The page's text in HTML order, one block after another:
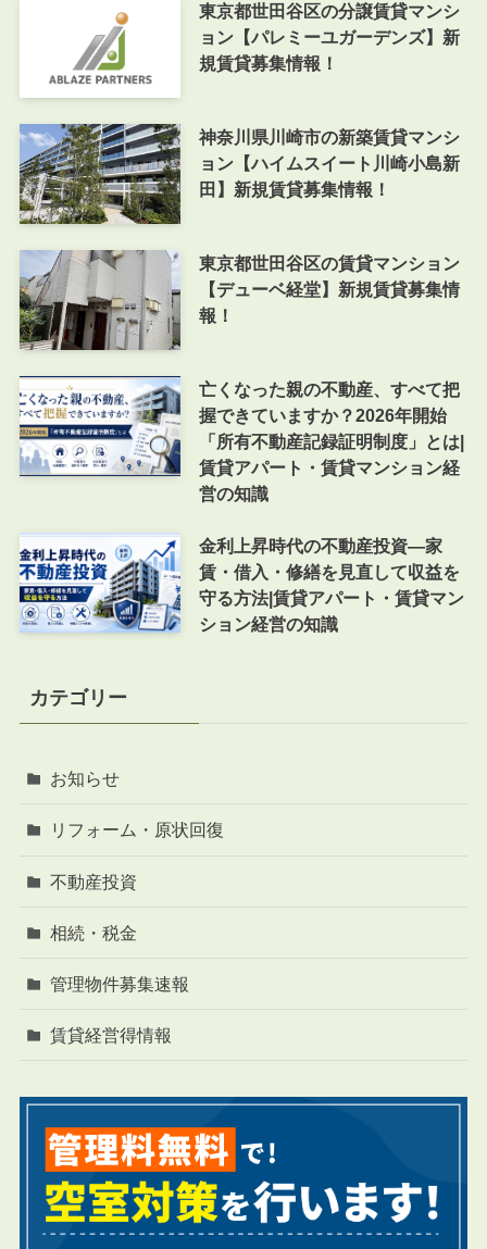
東京都世田谷区の分譲賃貸マンシ
ョン【パレミーユガーデンズ】新
規賃貸募集情報！
神奈川県川崎市の新築賃貸マンシ
ョン【ハイムスイート川崎小島新
田】新規賃貸募集情報！
東京都世田谷区の賃貸マンション
【デューベ経堂】新規賃貸募集情
報！
亡くなった親の不動産、すべて把
握できていますか？2026年開始
「所有不動産記録証明制度」とは|
賃貸アパート・賃貸マンション経
営の知識
金利上昇時代の不動産投資―家
賃・借入・修繕を見直して収益を
守る方法|賃貸アパート・賃貸マン
ション経営の知識
カテゴリー
お知らせ
リフォーム・原状回復
不動産投資
相続・税金
管理物件募集速報
賃貸経営得情報